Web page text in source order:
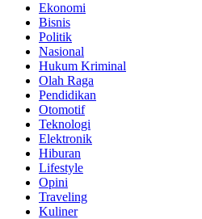
Ekonomi
Bisnis
Politik
Nasional
Hukum Kriminal
Olah Raga
Pendidikan
Otomotif
Teknologi
Elektronik
Hiburan
Lifestyle
Opini
Traveling
Kuliner